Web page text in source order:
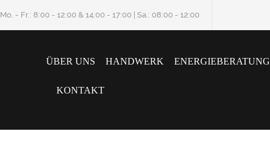
Mo. - Fr.: 8:00 - 12:00 & 14:00 - 17:00 | Sa.: 08:00 - 12:00
ÜBER UNS HANDWERK ENERGIEBERATUNG
KONTAKT